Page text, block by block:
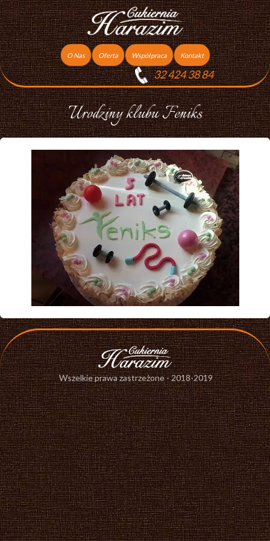
Wszelkie prawa zastrzeżone - 2018-2019
Urodziny klubu Feniks
O Nas Oferta
Torty
Ciasta
Ciasteczka
Podziękowania dla gości
Współpraca
Praca
Kontakt
32 424 38 84